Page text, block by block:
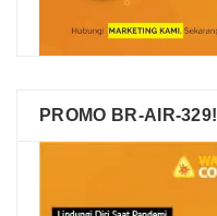
PROMO BR-AIR-329!